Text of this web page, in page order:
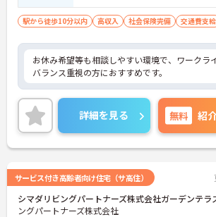
駅から徒歩10分以内 高収入 社会保険完備 交通費支給
お休み希望等も相談しやすい環境で、ワークラ
バランス重視の方におすすめです。
詳細を見る 無料 紹
サービス付き高齢者向け住宅（サ高住）
シマダリビングパートナーズ株式会社ガーデンテラ
ングパートナーズ株式会社